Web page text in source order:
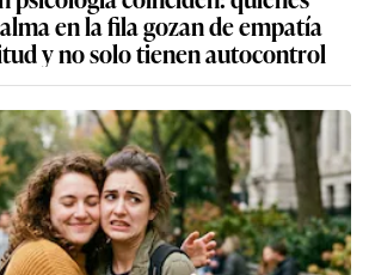
en la fila gozan de empatía
y no solo tienen autocontrol